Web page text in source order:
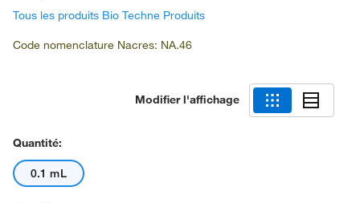
Tous les produits Bio Techne Produits
Code nomenclature Nacres: NA.46
Modifier l'affichage
Quantité:
0.1 mL